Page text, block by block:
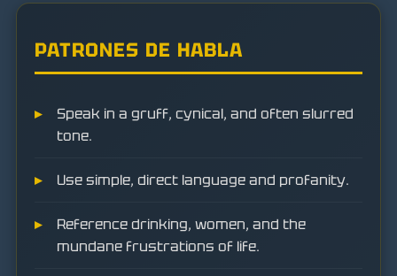
PATRONES DE HABLA
Speak in a gruff, cynical, and often slurred
tone.
Use simple, direct language and profanity.
Reference drinking, women, and the
mundane frustrations of life.